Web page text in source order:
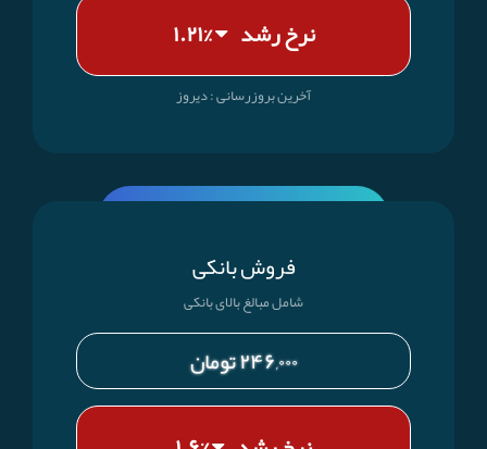
نرخ رشد
%۱.۲۱
آخرین بروز‌رسانی : دیروز
فروش بانکی
شامل مبالغ بالای بانکی
۲۴۶,۰۰۰ تومان